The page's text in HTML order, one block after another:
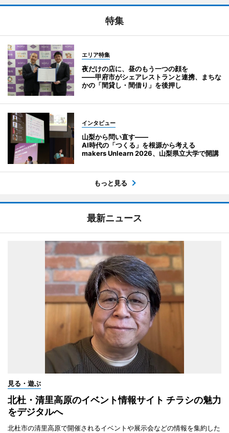
特集
エリア特集
夜だけの店に、昼のもう一つの顔を
――甲府市がシェアレストランと連携、まちな
かの「間貸し・間借り」を後押し
インタビュー
山梨から問い直す――
AI時代の「つくる」を根源から考える
makers Unlearn 2026、山梨県立大学で開講
もっと見る
最新ニュース
見る・遊ぶ
北杜・清里高原のイベント情報サイト チラシの魅力
をデジタルへ
北杜市の清里高原で開催されるイベントや展示会などの情報を集約した